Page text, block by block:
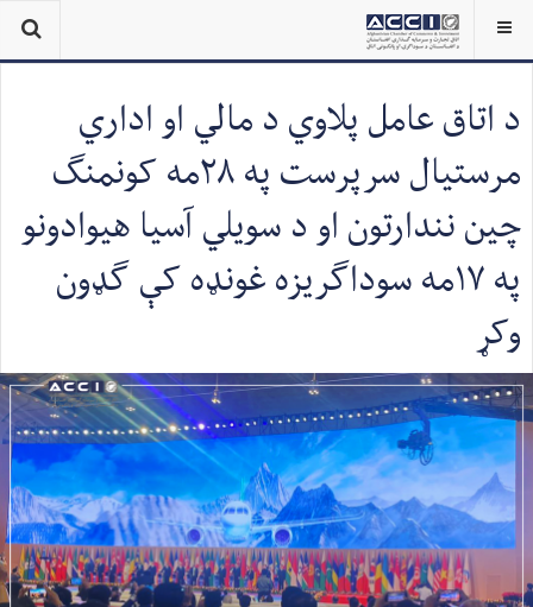
د اتاق عامل پلاوي د مالي او اداري
مرستیال سرپرست په ۲۸مه کونمنګ
چین نندارتون او د سویلي آسیا هیوادونو
په ۱۷مه سوداګریزه غونډه کې ګډون
وکړ